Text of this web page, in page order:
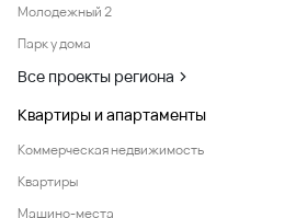
Молодежный 2
Парк у дома
Все проекты региона
Квартиры и апартаменты
Коммерческая недвижимость
Квартиры
Машино-места